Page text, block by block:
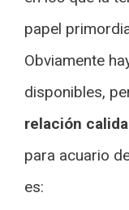
papel
Obviamente
disponibles,
relación
para acuario
es: